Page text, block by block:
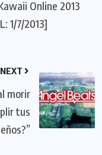
Online 2013
1/7/2013]
NEXT
morir
tus